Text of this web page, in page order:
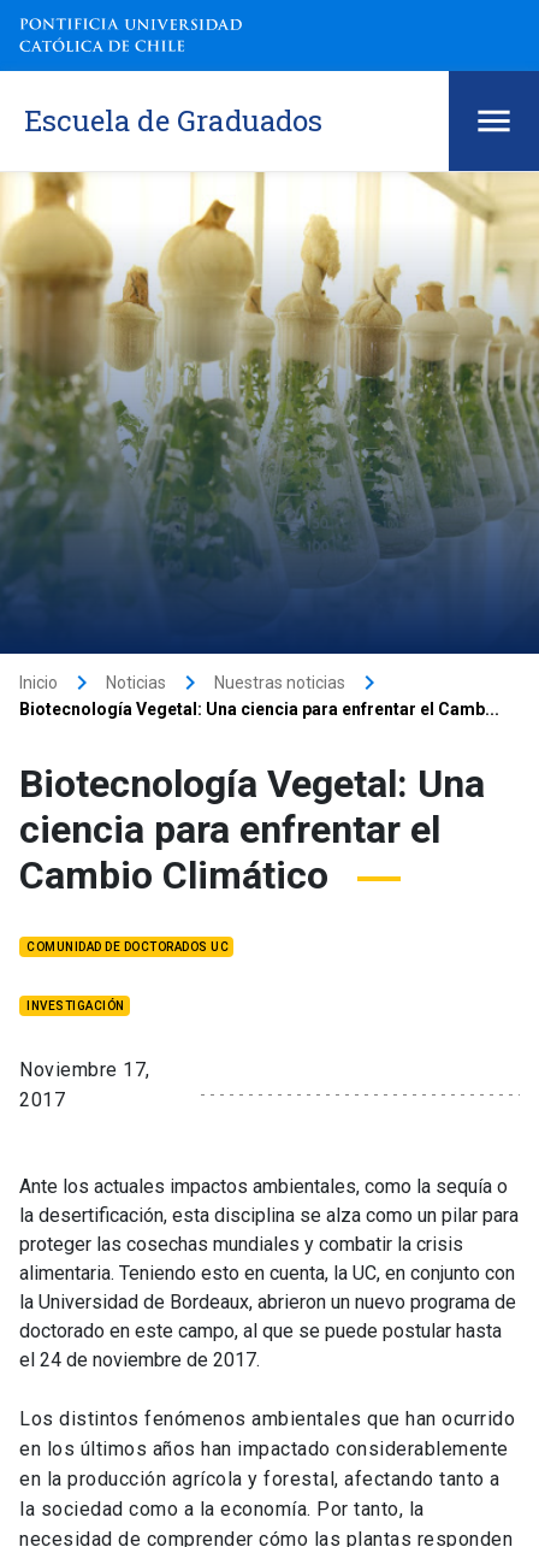
Escuela de Graduados
Inicio keyboard_arrow_right Noticias keyboard_arrow_right Nuestras noticias keyboard_arrow_right
Biotecnología Vegetal: Una ciencia para enfrentar el Camb...
Biotecnología Vegetal: Una
ciencia para enfrentar el
Cambio Climático
COMUNIDAD DE DOCTORADOS UC
INVESTIGACIÓN
Noviembre 17,
2017
Ante los actuales impactos ambientales, como la sequía o
la desertificación, esta disciplina se alza como un pilar para
proteger las cosechas mundiales y combatir la crisis
alimentaria. Teniendo esto en cuenta, la UC, en conjunto con
la Universidad de Bordeaux, abrieron un nuevo programa de
doctorado en este campo, al que se puede postular hasta
el 24 de noviembre de 2017.
Los distintos fenómenos ambientales que han ocurrido
en los últimos años han impactado considerablemente
en la producción agrícola y forestal, afectando tanto a
la sociedad como a la economía. Por tanto, la
necesidad de comprender cómo las plantas responden